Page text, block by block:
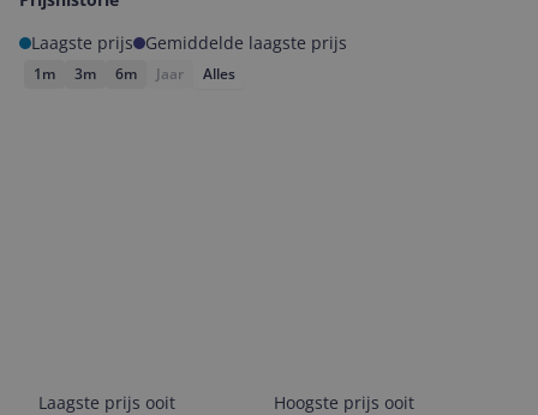
Laagste prijs
Gemiddelde laagste prijs
1m 3m 6m Jaar Alles
Laagste prijs ooit
Hoogste prijs ooit